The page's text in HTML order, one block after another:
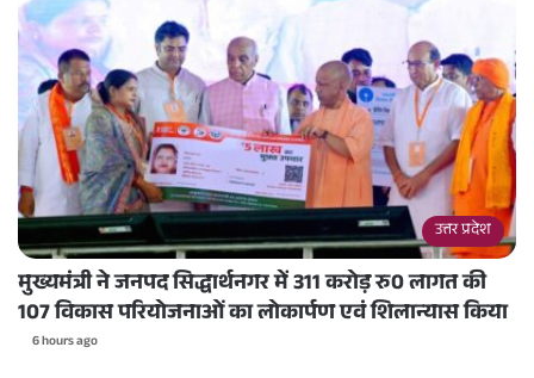
उत्तर प्रदेश
मुख्यमंत्री ने जनपद सिद्धार्थनगर में 311 करोड़ रु0 लागत की
107 विकास परियोजनाओं का लोकार्पण एवं शिलान्यास किया
6 hours ago